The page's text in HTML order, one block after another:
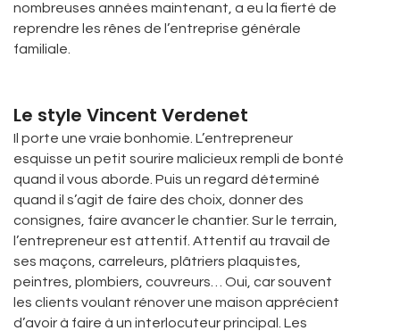
nombreuses années maintenant, a eu la fierté de
reprendre les rênes de l’entreprise générale
familiale.
Le style Vincent Verdenet
Il porte une vraie bonhomie. L’entrepreneur
esquisse un petit sourire malicieux rempli de bonté
quand il vous aborde. Puis un regard déterminé
quand il s’agit de faire des choix, donner des
consignes, faire avancer le chantier. Sur le terrain,
l’entrepreneur est attentif. Attentif au travail de
ses maçons, carreleurs, plâtriers plaquistes,
peintres, plombiers, couvreurs… Oui, car souvent
les clients voulant rénover une maison apprécient
d’avoir à faire à un interlocuteur principal. Les